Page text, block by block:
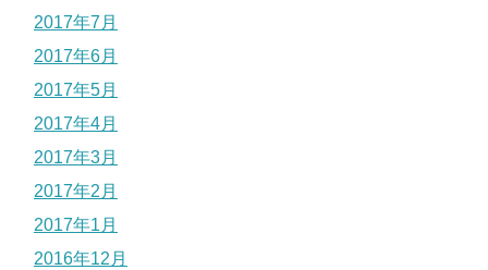
2017年7月
2017年6月
2017年5月
2017年4月
2017年3月
2017年2月
2017年1月
2016年12月